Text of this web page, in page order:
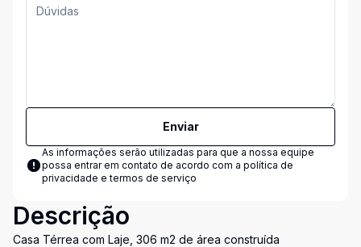
Enviar
As informações serão utilizadas para que a nossa equipe
possa entrar em contato de acordo com a política de
privacidade e termos de serviço
Descrição
Casa Térrea com Laje, 306 m2 de área construída